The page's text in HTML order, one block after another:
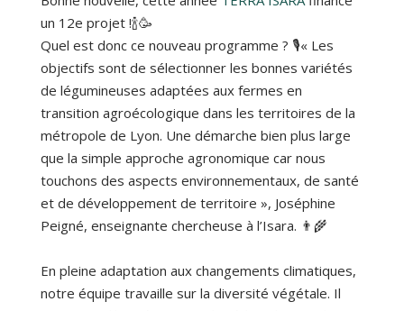
un 12e projet !🍾🥳
Quel est donc ce nouveau programme ? 🎙« Les
objectifs sont de sélectionner les bonnes variétés
de légumineuses adaptées aux fermes en
transition agroécologique dans les territoires de la
métropole de Lyon. Une démarche bien plus large
que la simple approche agronomique car nous
touchons des aspects environnementaux, de santé
et de développement de territoire », Joséphine
Peigné, enseignante chercheuse à l’Isara. 👨‍🌾
En pleine adaptation aux changements climatiques,
notre équipe travaille sur la diversité végétale. Il